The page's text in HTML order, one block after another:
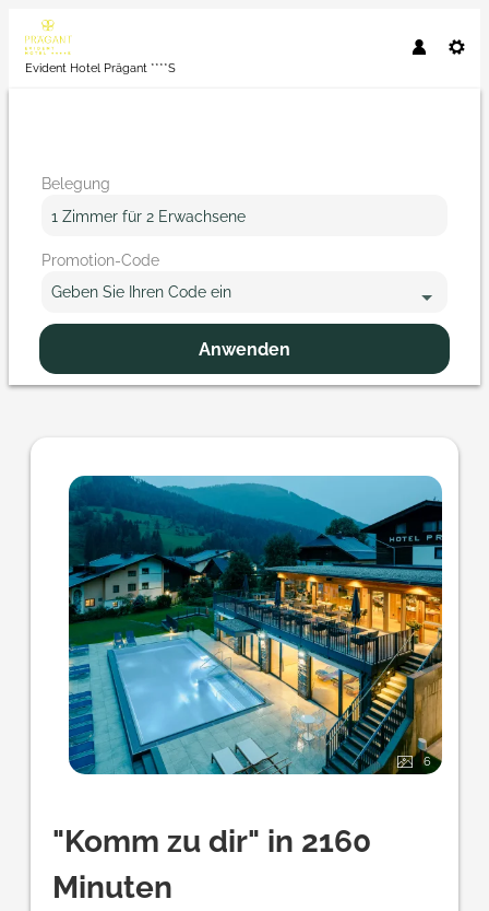
Belegung
1 Zimmer für 2 Erwachsene
Promotion-Code
Geben Sie Ihren Code ein
Anwenden
Evident Hotel Prägant ****S
Angebotsdetails für "Komm zu
6
"Komm zu dir" in 2160
Minuten